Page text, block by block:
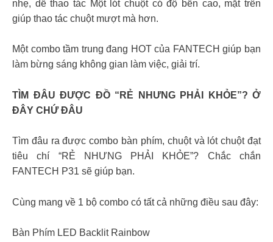
nhẹ, dễ thao tác Một lót chuột có độ bền cao, mặt trên
giúp thao tác chuột mượt mà hơn.
Một combo tầm trung đang HOT của FANTECH giúp bạn
làm bừng sáng không gian làm việc, giải trí.
TÌM ĐÂU ĐƯỢC ĐỒ “RẺ NHƯNG PHẢI KHỎE”? Ở
ĐÂY CHỨ ĐÂU
Tìm đâu ra được combo bàn phím, chuột và lót chuột đạt
tiêu chí “RẺ NHƯNG PHẢI KHỎE”? Chắc chắn
FANTECH P31 sẽ giúp bạn.
Cùng mang về 1 bộ combo có tất cả những điều sau đây:
Bàn Phím LED Backlit Rainbow